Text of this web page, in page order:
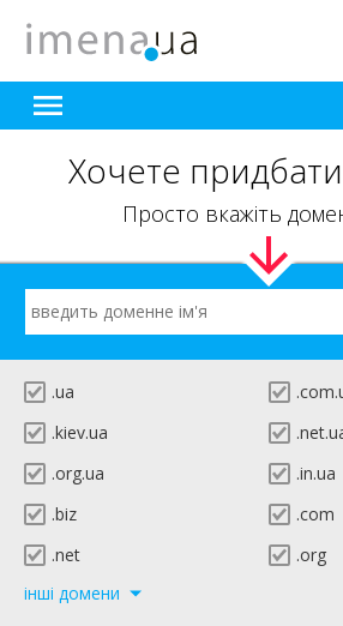
Хочете
Просто вкажіть
.ua
.kiev.ua
.org.ua
.in.ua
.biz
.com
.net
.org
інші домени